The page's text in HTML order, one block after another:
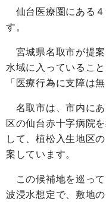
仙台医療圏にある４
す。
宮城県名取市が提案
水域に入っているこ
「医療行為に支障は
名取市は、市内にあ
区の仙台赤十字病院
して、植松入生地区
案しています。
この候補地を巡って
波浸水想定で、敷地